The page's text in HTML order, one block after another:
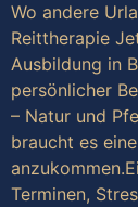
Wo andere
Reittherapie
Ausbildung in
persönlicher
– Natur und
braucht es
Terminen,